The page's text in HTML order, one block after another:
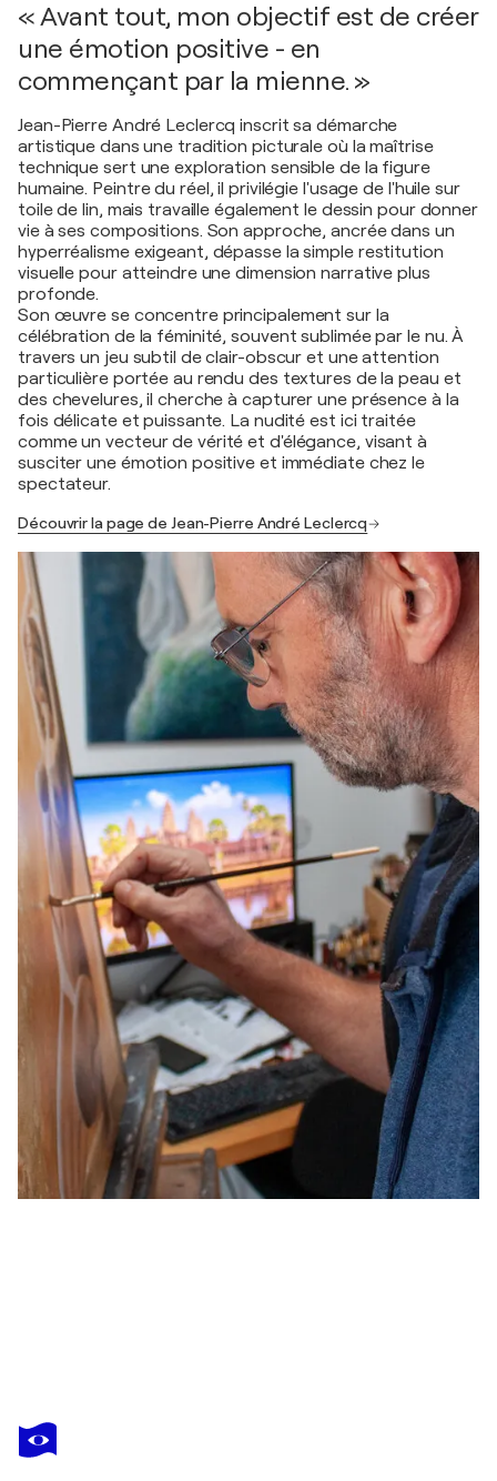
« Avant tout, mon objectif est de créer
une émotion positive - en
commençant par la mienne. »
Jean-Pierre André Leclercq inscrit sa démarche
artistique dans une tradition picturale où la maîtrise
technique sert une exploration sensible de la figure
humaine. Peintre du réel, il privilégie l'usage de l'huile sur
toile de lin, mais travaille également le dessin pour donner
vie à ses compositions. Son approche, ancrée dans un
hyperréalisme exigeant, dépasse la simple restitution
visuelle pour atteindre une dimension narrative plus
profonde.
Son œuvre se concentre principalement sur la
célébration de la féminité, souvent sublimée par le nu. À
travers un jeu subtil de clair-obscur et une attention
particulière portée au rendu des textures de la peau et
des chevelures, il cherche à capturer une présence à la
fois délicate et puissante. La nudité est ici traitée
comme un vecteur de vérité et d'élégance, visant à
susciter une émotion positive et immédiate chez le
spectateur.
Découvrir la page de Jean-Pierre André Leclercq
JEAN-PIERRE ANDRÉ LECLERCQ
Noémie